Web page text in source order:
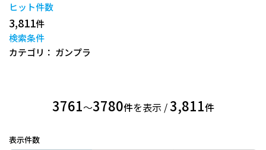
ヒット件数
3,811件
検索条件
カテゴリ： ガンプラ
3761〜3780件を表示 /3,811件
表示件数